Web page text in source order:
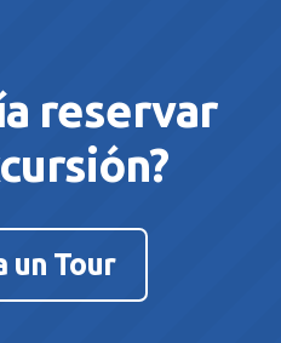
reservar
un Tour